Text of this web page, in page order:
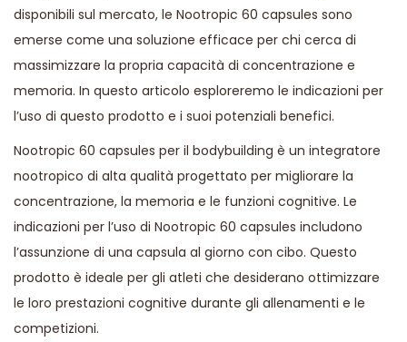
disponibili sul mercato, le Nootropic 60 capsules sono
emerse come una soluzione efficace per chi cerca di
massimizzare la propria capacità di concentrazione e
memoria. In questo articolo esploreremo le indicazioni per
l’uso di questo prodotto e i suoi potenziali benefici.
Nootropic 60 capsules per il bodybuilding è un integratore
nootropico di alta qualità progettato per migliorare la
concentrazione, la memoria e le funzioni cognitive. Le
indicazioni per l’uso di Nootropic 60 capsules includono
l’assunzione di una capsula al giorno con cibo. Questo
prodotto è ideale per gli atleti che desiderano ottimizzare
le loro prestazioni cognitive durante gli allenamenti e le
competizioni.